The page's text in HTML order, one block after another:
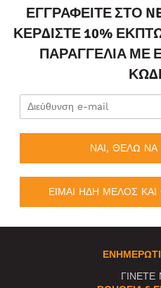
ΕΓΓΡΑΦΕΊΤΕ ΣΤΟ
ΚΕΡΔΊΣΤΕ 10%
ΠΑΡΑΓΓΕΛΊΑ ΜΕ
ΝΑΙ, ΘΕΛΩ
ΕΙΜΑΙ ΗΔΗ ΜΕΛΟΣ